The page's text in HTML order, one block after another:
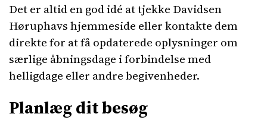
Det er altid en god idé at tjekke Davidsen
Høruphavs hjemmeside eller kontakte dem
direkte for at få opdaterede oplysninger om
særlige åbningsdage i forbindelse med
helligdage eller andre begivenheder.
Planlæg dit besøg